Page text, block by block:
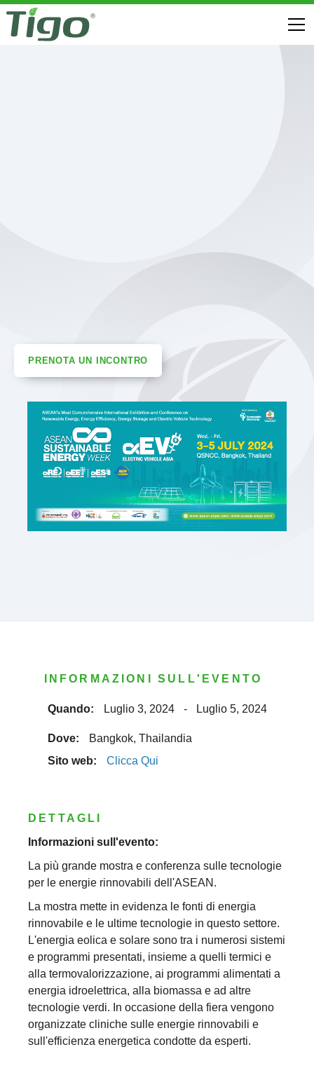
PRENOTA UN INCONTRO
INFORMAZIONI SULL'EVENTO
Quando: Luglio 3, 2024 - Luglio 5, 2024
Dove:
Bangkok, Thailandia
Sito web:
Clicca Qui
DETTAGLI
Informazioni sull'evento:
La più grande mostra e conferenza sulle tecnologie
per le energie rinnovabili dell'ASEAN.
La mostra mette in evidenza le fonti di energia
rinnovabile e le ultime tecnologie in questo settore.
L'energia eolica e solare sono tra i numerosi sistemi
e programmi presentati, insieme a quelli termici e
alla termovalorizzazione, ai programmi alimentati a
energia idroelettrica, alla biomassa e ad altre
tecnologie verdi. In occasione della fiera vengono
organizzate cliniche sulle energie rinnovabili e
sull'efficienza energetica condotte da esperti.